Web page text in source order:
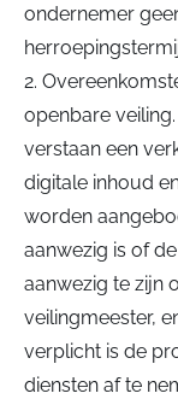
ondernemer
2.
openbare
verstaan een
digitale inhoud
worden
aanwezig is of
aanwezig te zijn
veilingmeester,
verplicht is de
diensten af te